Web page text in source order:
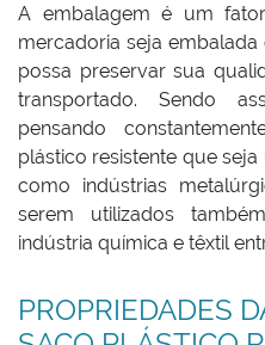
A embalagem é um
mercadoria seja
possa preservar sua
transportado. Sendo
pensando
plástico resistente que
como indústrias
serem utilizados
indústria química e têxtil
PROPRIEDADES